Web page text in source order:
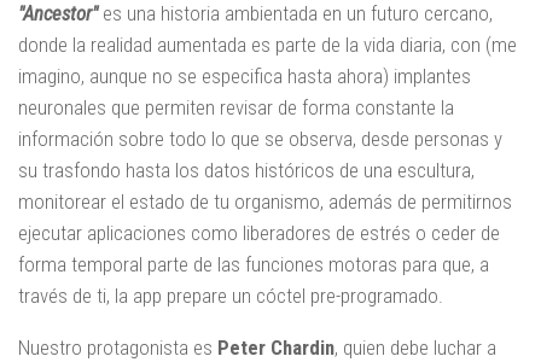
"Ancestor"es una historia ambientada en un futuro cercano,
donde la realidad aumentada es parte de la vida diaria, con (me
imagino, aunque no se especifica hasta ahora) implantes
neuronales que permiten revisar de forma constante la
información sobre todo lo que se observa, desde personas y
su trasfondo hasta los datos históricos de una escultura,
monitorear el estado de tu organismo, además de permitirnos
ejecutar aplicaciones como liberadores de estrés o ceder de
forma temporal parte de las funciones motoras para que, a
través de ti, la app prepare un cóctel pre-programado.
Nuestro protagonista es Peter Chardin, quien debe luchar a